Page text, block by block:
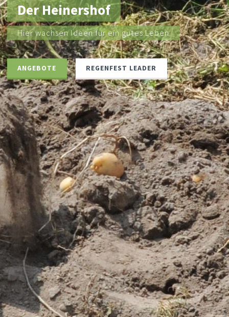
Der Heinershof
Hier wachsen Ideen für ein gutes Leben
ANGEBOTE REGENFEST LEADER